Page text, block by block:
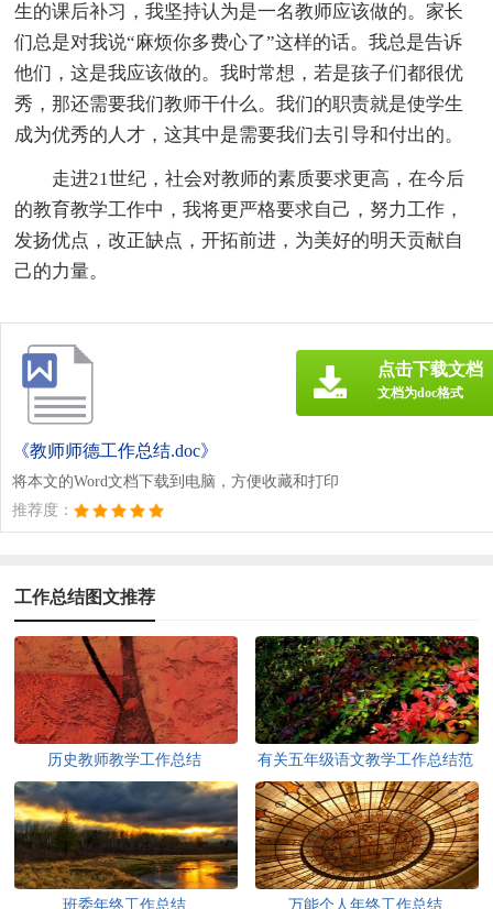
生的课后补习，我坚持认为是一名教师应该做的。家长
们总是对我说“麻烦你多费心了”这样的话。我总是告诉
他们，这是我应该做的。我时常想，若是孩子们都很优
秀，那还需要我们教师干什么。我们的职责就是使学生
成为优秀的人才，这其中是需要我们去引导和付出的。
走进21世纪，社会对教师的素质要求更高，在今后
的教育教学工作中，我将更严格要求自己，努力工作，
发扬优点，改正缺点，开拓前进，为美好的明天贡献自
己的力量。
《教师师德工作总结.doc》
将本文的Word文档下载到电脑，方便收藏和打印
推荐度：
点击下载文档
文档为doc格式
工作总结图文推荐
历史教师教学工作总结
有关五年级语文教学工作总结范
文
班委年终工作总结 万能个人年终工作总结